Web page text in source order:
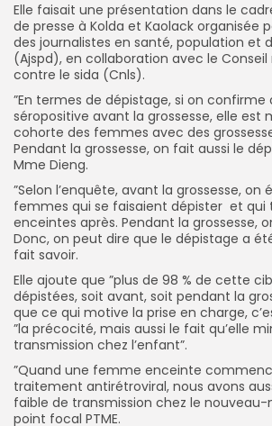
Elle faisait une présentation dans le
de presse à Kolda et Kaolack organisée
des journalistes en santé, population et
(Ajspd), en collaboration avec le
contre le sida (Cnls).
”En termes de dépistage, si on
séropositive avant la grossesse, elle est
cohorte des femmes avec des
Pendant la grossesse, on fait aussi le
Mme Dieng.
”Selon l’enquête, avant la grossesse, on
femmes qui se faisaient dépister et qui
enceintes après. Pendant la grossesse,
Donc, on peut dire que le dépistage a
fait savoir.
Elle ajoute que ”plus de 98 % de cette
dépistées, soit avant, soit pendant la
que ce qui motive la prise en charge,
”la précocité, mais aussi le fait qu’elle
transmission chez l’enfant”.
”Quand une femme enceinte
traitement antirétroviral, nous avons
faible de transmission chez le nouveau-
point focal PTME.